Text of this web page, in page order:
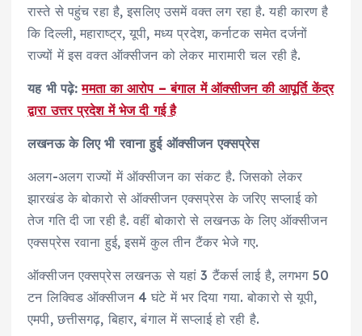
रास्ते से पहुंच रहा है, इसलिए उसमें वक्त लग रहा है. यही कारण है
कि दिल्ली, महाराष्ट्र, यूपी, मध्य प्रदेश, कर्नाटक समेत दर्जनों
राज्यों में इस वक्त ऑक्सीजन को लेकर मारामारी चल रही है.
यह भी पढ़े:ममता का आरोप – बंगाल में ऑक्सीजन की आपूर्ति केंद्र
द्वारा उत्तर प्रदेश में भेज दी गई है
लखनऊ के लिए भी रवाना हुई ऑक्सीजन एक्सप्रेस
अलग-अलग राज्यों में ऑक्सीजन का संकट है. जिसको लेकर
झारखंड के बोकारो से ऑक्सीजन एक्सप्रेस के जरिए सप्लाई को
तेज गति दी जा रही है. वहीं बोकारो से लखनऊ के लिए ऑक्सीजन
एक्सप्रेस रवाना हुई, इसमें कुल तीन टैंकर भेजे गए.
ऑक्सीजन एक्सप्रेस लखनऊ से यहां 3 टैंकर्स लाई है, लगभग 50
टन लिक्विड ऑक्सीजन 4 घंटे में भर दिया गया. बोकारो से यूपी,
एमपी, छत्तीसगढ़, बिहार, बंगाल में सप्लाई हो रही है.